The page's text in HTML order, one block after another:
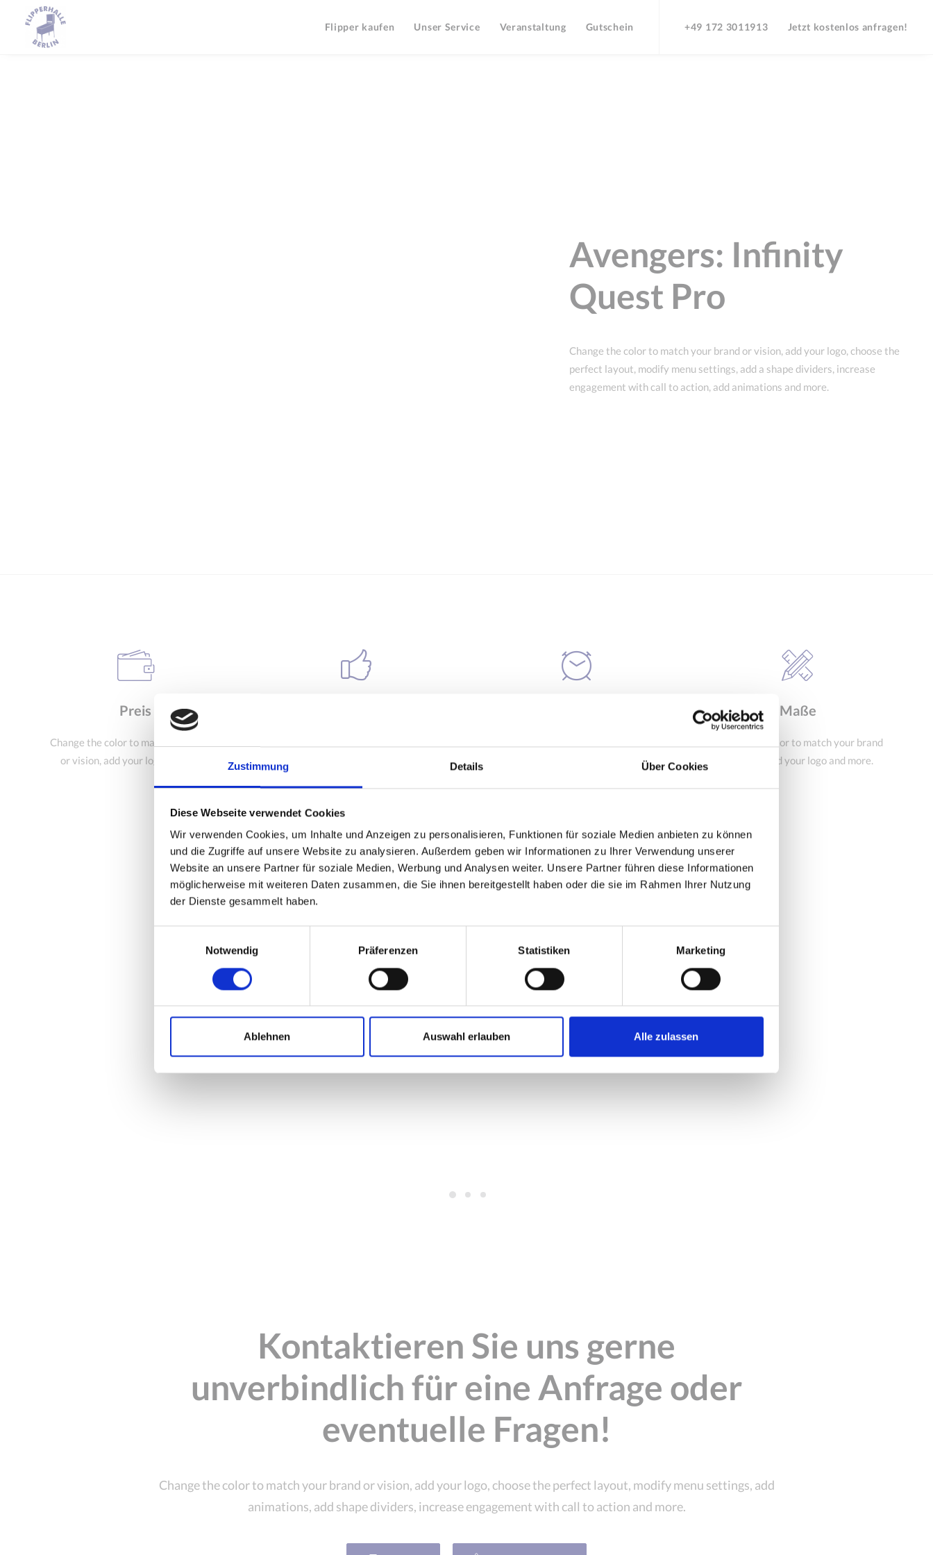
Zustimmung Details Über Cookies
Diese Webseite verwendet Cookies
Wir verwenden Cookies, um Inhalte und Anzeigen zu personalisieren, Funktionen für soziale Medien anbieten zu können
und die Zugriffe auf unsere Website zu analysieren. Außerdem geben wir Informationen zu Ihrer Verwendung unserer
Website an unsere Partner für soziale Medien, Werbung und Analysen weiter. Unsere Partner führen diese Informationen
möglicherweise mit weiteren Daten zusammen, die Sie ihnen bereitgestellt haben oder die sie im Rahmen Ihrer Nutzung
der Dienste gesammelt haben.
Notwendig
Präferenzen Statistiken Marketing
Ablehnen Auswahl erlauben Alle zulassen
Flipper kaufen Unser Service Veranstaltung Gutschein +49 172 3011913 Jetzt kostenlos anfragen!
Avengers: Infinity
Quest Pro
Change the color to match your brand or vision, add your logo, choose the
perfect layout, modify menu settings, add a shape dividers, increase
engagement with call to action, add animations and more.
Preis
Change the color to match your brand
or vision, add your logo and more.
or vision, add your logo and more..
Maße
Change the color to match your brand
or vision, add your logo and more.
Kontaktieren Sie uns gerne
unverbindlich für eine Anfrage oder
eventuelle Fragen!
Change the color to match your brand or vision, add your logo, choose the perfect layout, modify menu settings, add
animations, add shape dividers, increase engagement with call to action and more.
Sonntag 13:00 – 18:00 Uhr
Es sind keine Voranmeldungen nötig
Wir haben keine Altersbegrenzungen
Die Halle ist klimatisiert